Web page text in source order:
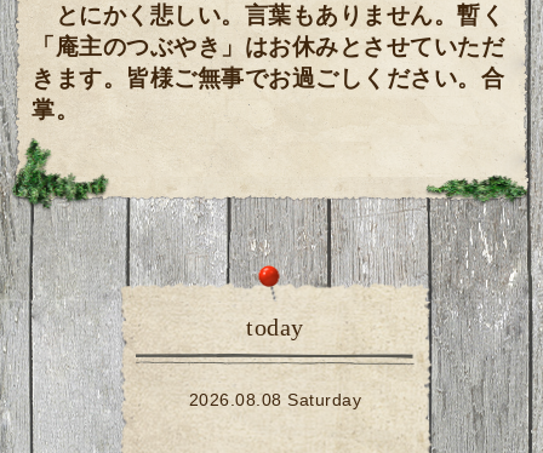
とにかく悲しい。言葉もありません。暫く
「庵主のつぶやき」はお休みとさせていただ
きます。皆様ご無事でお過ごしください。合
掌。
today
2026.08.08 Saturday